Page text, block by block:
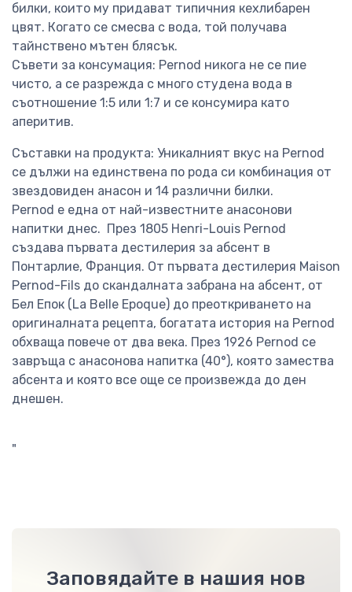
билки, които му придават типичния кехлибарен
цвят. Когато се смесва с вода, той получава
тайнствено мътен блясък.
Съвети за консумация: Pernod никога не се пие
чисто, а се разрежда с много студена вода в
съотношение 1:5 или 1:7 и се консумира като
аперитив.
Съставки на продукта: Уникалният вкус на Pernod
се дължи на единствена по рода си комбинация от
звездовиден анасон и 14 различни билки.
Pernod е една от най-известните анасонови
напитки днес. През 1805 Henri-Louis Pernod
създава първата дестилерия за абсент в
Понтарлие, Франция. От първата дестилерия Maison
Pernod-Fils до скандалната забрана на абсент, от
Бел Епок (La Belle Epoque) до преоткриването на
оригиналната рецепта, богатата история на Pernod
обхваща повече от два века. През 1926 Pernod се
завръща с анасонова напитка (40°), която замества
абсента и която все още се произвежда до ден
днешен.
"
Заповядайте в нашия нов